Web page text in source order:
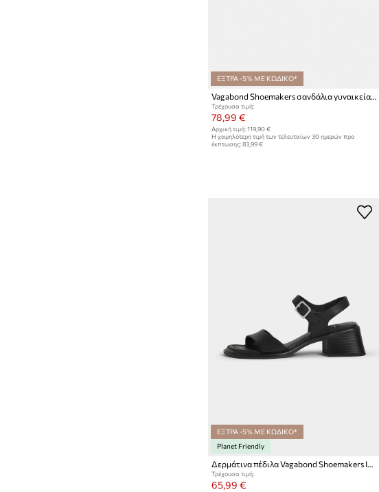
ΕΞΤΡΑ -5% ΜΕ ΚΩΔΙΚΟ*
Vagabond Shoemakers σανδάλια γυναικεία σουέτ EFFIE
Τρέχουσα τιμή:
78,99 €
Αρχική τιμή: 119,90 €
Η χαμηλότερη τιμή των τελευταίων 30 ημερών προ
έκπτωσης: 83,99 €
ΕΞΤΡΑ -5% ΜΕ ΚΩΔΙΚΟ*
Planet Friendly
Δερμάτινα πέδιλα Vagabond Shoemakers INES
Τρέχουσα τιμή:
65,99 €